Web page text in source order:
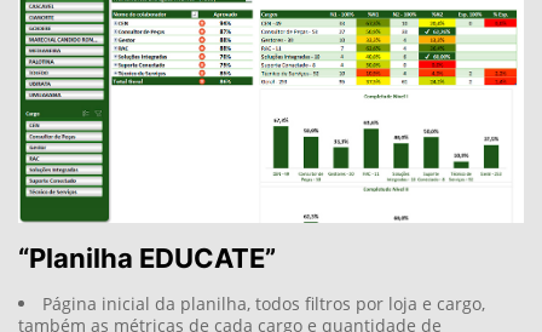
Página inicial da planilha, todos filtros por loja e cargo,
também as métricas de cada cargo e quantidade de
colaboradores;
Também é possível monitorar detalhadamente os
caminhos de aprendizagem, filtrando treinamentos feitos e
aqueles que faltam fazer;